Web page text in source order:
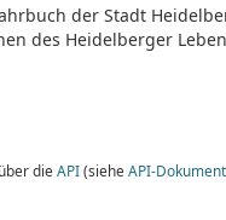
der Stadt
des Heidelberger
die API(siehe API-